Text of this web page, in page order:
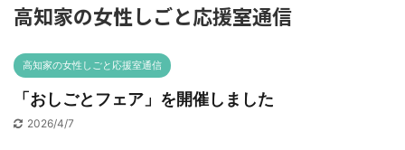
高知家の女性しごと応援室通信
高知家の女性しごと応援室通信
「おしごとフェア」を開催しました
2026/4/7